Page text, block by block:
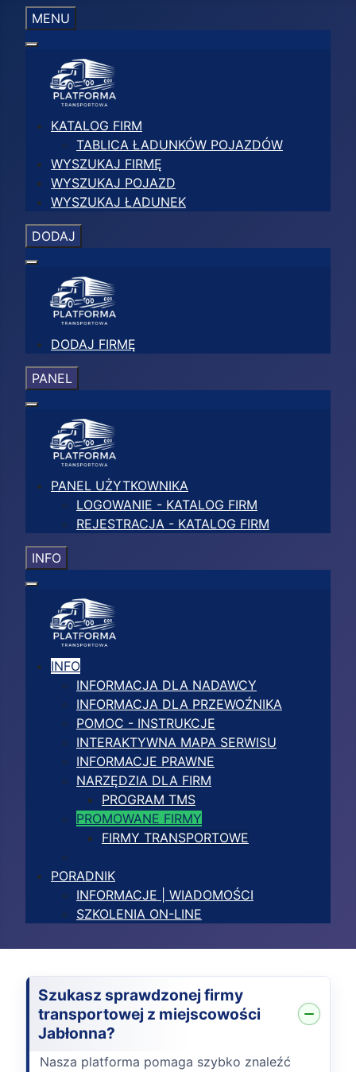
MENU
KATALOG FIRM
TABLICA ŁADUNKÓW POJAZDÓW
WYSZUKAJ FIRMĘ
WYSZUKAJ POJAZD
WYSZUKAJ ŁADUNEK
DODAJ
DODAJ FIRMĘ
PANEL
PANEL UŻYTKOWNIKA
LOGOWANIE - KATALOG FIRM
REJESTRACJA - KATALOG FIRM
INFO
INFO
INFORMACJA DLA NADAWCY
INFORMACJA DLA PRZEWOŹNIKA
POMOC - INSTRUKCJE
INTERAKTYWNA MAPA SERWISU
INFORMACJE PRAWNE
NARZĘDZIA DLA FIRM
PROGRAM TMS
PROMOWANE FIRMY
FIRMY TRANSPORTOWE
PORADNIK
INFORMACJE | WIADOMOŚCI
SZKOLENIA ON-LINE
Szukasz sprawdzonej firmy
transportowej z miejscowości
Jabłonna?
Nasza platforma pomaga szybko znaleźć